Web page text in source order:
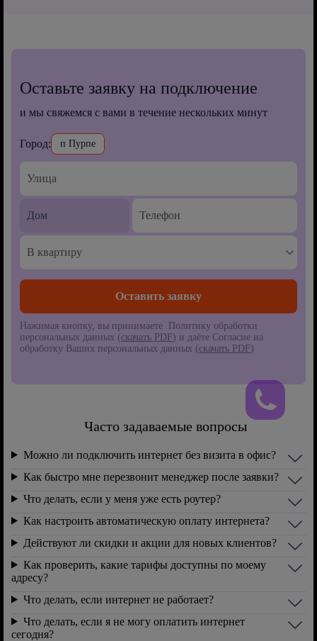
Оставьте заявку на подключение
и мы свяжемся с вами в течение нескольких минут
Город: п Пурпе
В квартиру
Нажимая кнопку, вы принимаете Политику обработки
персональных данных (скачать PDF) и даёте Согласие на
обработку Ваших персональных данных (скачать PDF)
Часто задаваемые вопросы
Можно ли подключить интернет без визита в офис?
Как быстро мне перезвонит менеджер после заявки?
Что делать, если у меня уже есть роутер?
Как настроить автоматическую оплату интернета?
Действуют ли скидки и акции для новых клиентов?
Как проверить, какие тарифы доступны по моему
адресу?
Что делать, если интернет не работает?
Что делать, если я не могу оплатить интернет
сегодня?